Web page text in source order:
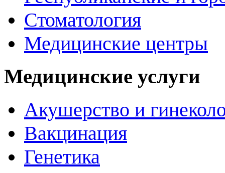
Стоматология
Медицинские центры
Медицинские услуги
Акушерство и
Вакцинация
Генетика